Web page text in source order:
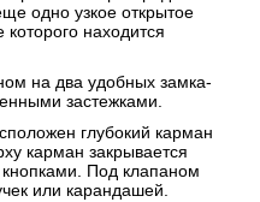
одно узкое открытое
находится
на два удобных замка-
застежками.
глубокий карман
карман закрывается
Под клапаном
или карандашей.